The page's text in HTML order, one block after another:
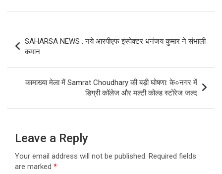
navigation
SAHARSA NEWS : नये आरपीएफ इंस्पेक्टर धनंजय कुमार ने संभाली
कमान
कामाख्या मेला में Samrat Choudhary की बड़ी घोषणा: के०नगर में
डिग्री कॉलेज और मल्टी कोल्ड स्टोरेज जल्द
Leave a Reply
Your email address will not be published. Required fields
are marked *